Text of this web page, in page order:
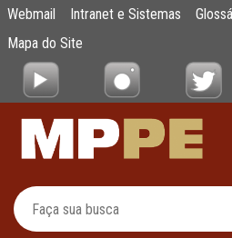
Pular para o Conteúdo principal
Ministério Público
Webmail Intranet e Sistemas
Mapa do Site